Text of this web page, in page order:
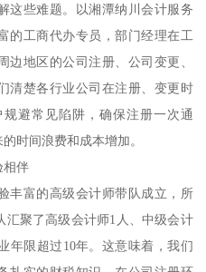
这些难题。以湘潭纳川会计服务
的工商代办专员，部门经理在工
地区的公司注册、公司变更、
清楚各行业公司在注册、变更时
避常见陷阱，确保注册一次通
时间浪费和成本增加。
相伴
丰富的高级会计师带队成立，所
聚了高级会计师1人、中级会计
年限超过10年。这意味着，我们